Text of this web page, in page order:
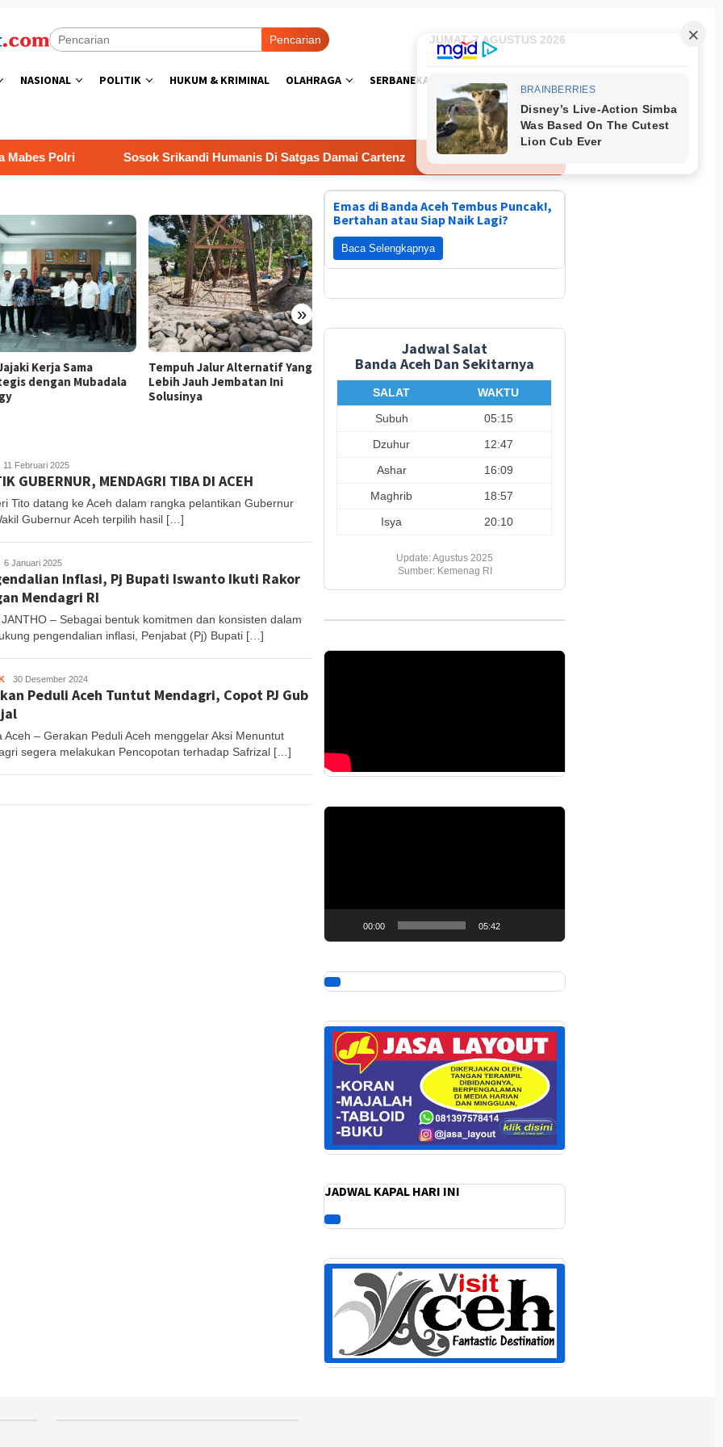
Pencarian JUMAT, 7 AGUSTUS 2026
NASIONAL POLITIK HUKUM & KRIMINAL OLAHRAGA SERBANEKA FOTO
Polri Sosok Srikandi Humanis Di Satgas Damai Cartenz Cepat Ditangani Ini Penyebab Suplai Air Terganggu
»
Kerja Sama
dengan Mubadala
Tempuh Jalur Alternatif Yang
Lebih Jauh Jembatan Ini
Solusinya
Kombes Andi Kirana
Diperiksa Mabes Polri
Sosok Srikandi Humanis Di
Satgas Damai Cartenz
Muhajir
11 Februari 2025
GUBERNUR, MENDAGRI TIBA DI ACEH
Tito datang ke Aceh dalam rangka pelantikan Gubernur
Gubernur Aceh terpilih hasil […]
Muhajir
6 Januari 2025
Inflasi, Pj Bupati Iswanto Ikuti Rakor
Mendagri RI
JANTHO – Sebagai bentuk komitmen dan konsisten dalam
pengendalian inflasi, Penjabat (Pj) Bupati […]
Tanjong
30 Desember 2024
Peduli Aceh Tuntut Mendagri, Copot PJ Gub
Aceh – Gerakan Peduli Aceh menggelar Aksi Menuntut
segera melakukan Pencopotan terhadap Safrizal […]
Emas di Banda Aceh Tembus Puncak!,
Bertahan atau Siap Naik Lagi?
Baca Selengkapnya
Jadwal Salat
Banda Aceh Dan Sekitarnya
SALAT
WAKTU
Subuh
05:15
Dzuhur
12:47
Ashar
16:09
Maghrib
18:57
Isya
20:10
Update: Agustus 2025
Sumber: Kemenag RI
Pemutar
00:00 05:42
JADWAL KAPAL HARI INI